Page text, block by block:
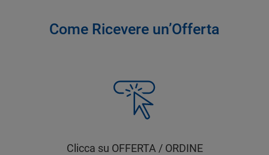
Come Ricevere un’Offerta
Clicca su OFFERTA / ORDINE